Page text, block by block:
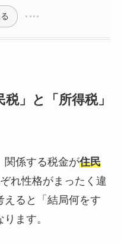
」と「所得税」
関係する税金が住民
れ性格がまったく違
えると「結局何をす
ます。